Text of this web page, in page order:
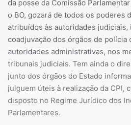
da posse da Comissão
o BO, gozará de todos os poderes
atribuídos às autoridades
coadjuvação dos órgãos de polícia
autoridades administrativas, nos
tribunais judiciais. Tem ainda o
junto dos órgãos do Estado
julguem úteis à realização da CPI,
disposto no Regime Jurídico dos
Parlamentares.